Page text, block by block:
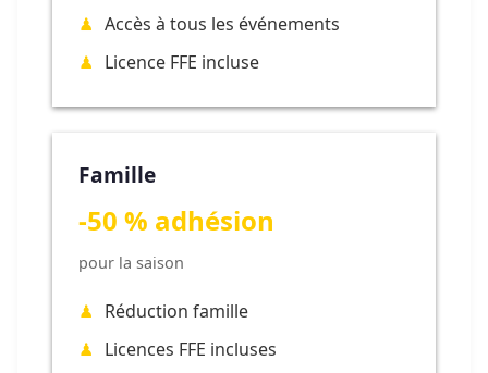
Accès à tous les événements
Licence FFE incluse
Famille
-50 % adhésion
pour la saison
Réduction famille
Licences FFE incluses